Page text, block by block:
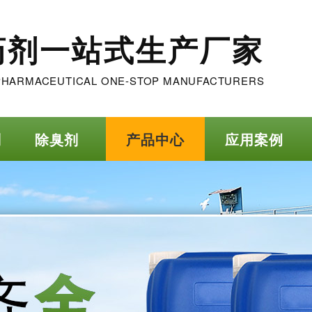
一站式生产厂家
ONE-STOP MANUFACTURERS
除臭剂 产品中心 应用案例